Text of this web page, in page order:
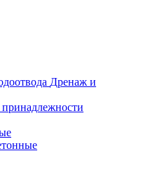
Дренаж и